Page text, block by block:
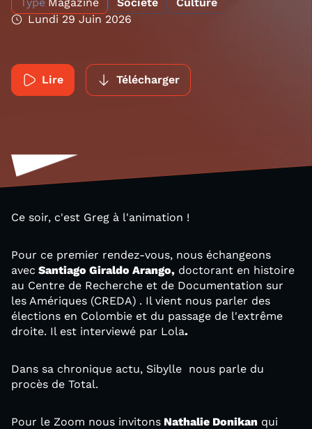
Lundi 29 Juin 2026
Lire Télécharger
Ce soir, c'est Greg à l'animation !
Pour ce premier rendez-vous, nous échangeons
avec Santiago Giraldo Arango, doctorant en histoire
au Centre de Recherche et de Documentation sur
les Amériques (CREDA) . Il vient nous parler des
élections en Colombie et du passage de l'extrême
droite. Il est interviewé par Lola.
Dans sa chronique actu, Sibylle nous parle du
procès de Total.
Pour le Zoom nous invitons Nathalie Donikan qui